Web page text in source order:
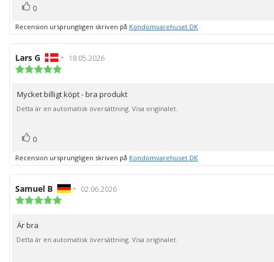
Rösta
0
Recension ursprungligen skriven på Kondomvarehuset DK
Recensionsförfattare:
Lars G • Recensionsdatum:
18.05.2026
5
stjärnor
Recensionstext:
Mycket billigt köpt - bra produkt
Detta är en automatisk översättning. Visa originalet.
Rösta
0
Recension ursprungligen skriven på Kondomvarehuset DK
Recensionsförfattare:
Samuel B • Recensionsdatum:
02.06.2026
stjärnor
Recensionstext:
Är bra
Detta är en automatisk översättning. Visa originalet.